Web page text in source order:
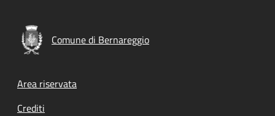
Comune di Bernareggio
Footer menu
Area riservata
Crediti